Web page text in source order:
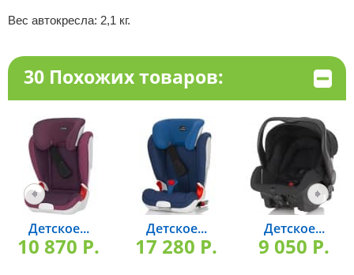
Вес автокресла: 2,1 кг.
30 Похожих товаров:
Детское...
10 870 P.
Детское...
17 280 P.
Детское...
9 050 P.